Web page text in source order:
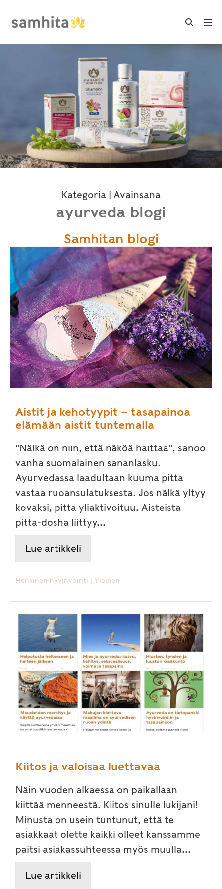
Search
Kategoria | Avainsana
ayurveda blogi
Samhitan blogi
Aistit ja kehotyypit – tasapainoa
elämään aistit tuntemalla
"Nälkä on niin, että näköä haittaa", sanoo
vanha suomalainen sananlasku.
Ayurvedassa laadultaan kuuma pitta
vastaa ruoansulatuksesta. Jos nälkä yltyy
kovaksi, pitta yliaktivoituu. Aisteista
pitta-dosha liittyy...
Lue artikkeli
Henkinen hyvinvointi | Yleinen
Kiitos ja valoisaa luettavaa
Näin vuoden alkaessa on paikallaan
kiittää menneestä. Kiitos sinulle lukijani!
Minusta on usein tuntunut, että te
asiakkaat olette kaikki olleet kanssamme
paitsi asiakassuhteessa myös muulla...
Lue artikkeli